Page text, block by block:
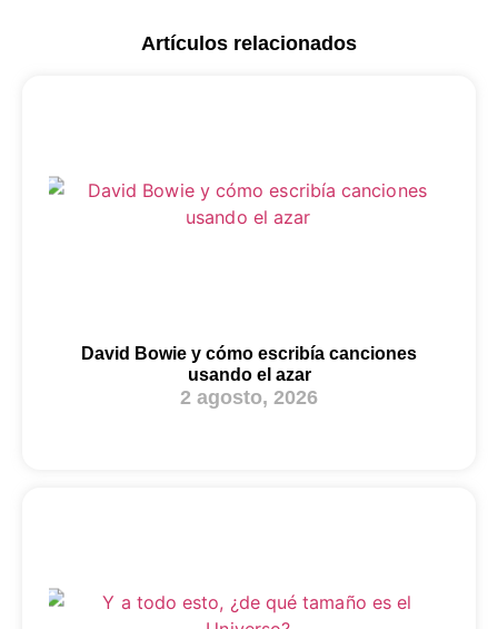
Artículos relacionados
David Bowie y cómo escribía canciones
usando el azar
2 agosto, 2026